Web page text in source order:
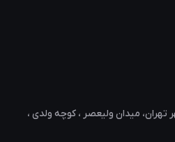
تهران، میدان ولیعصر ، کوچه ولدی ،